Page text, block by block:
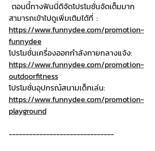
ตอนนี้ทางฟันนี่ดีจัดโปรโมชั่นจัดเต็มมาก
สามารถเข้าไปดูเพิ่มเติมได้ที่ :
https://www.funnydee.com/promotion-
funnydee
โปรโมชั่นเครื่องออกกำลังกายกลางแจ้ง:
https://www.funnydee.com/promotion-
outdoorfitness
โปรโมชั่นอุปกรณ์สนามเด็กเล่น:
https://www.funnydee.com/promotion-
playground
-------------------------------